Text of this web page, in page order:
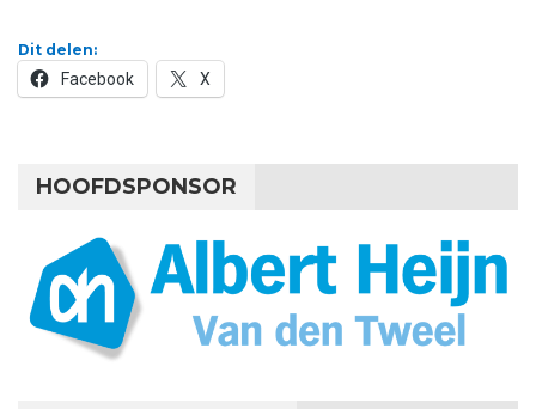
Dit delen:
Facebook X
HOOFDSPONSOR